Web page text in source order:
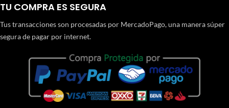
TU COMPRA ES SEGURA
Tus transacciones son procesadas por MercadoPago, una manera súper
segura de pagar por internet.